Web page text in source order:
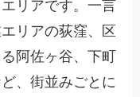
リアです。一言
リアの荻窪、区
阿佐ヶ谷、下町
、街並みごとに